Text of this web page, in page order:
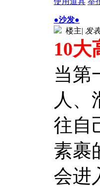
●沙发●
楼主| 发
10大
当第
人、
往自
素裹
会进